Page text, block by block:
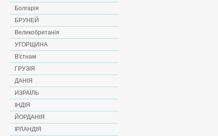
Болгарія
БРУНЕЙ
Великобританія
УГОРЩИНА
В'єтнам
ГРУЗІЯ
ДАНІЯ
ИЗРАЇЛЬ
ІНДІЯ
ЙОРДАНІЯ
ІРЛАНДІЯ